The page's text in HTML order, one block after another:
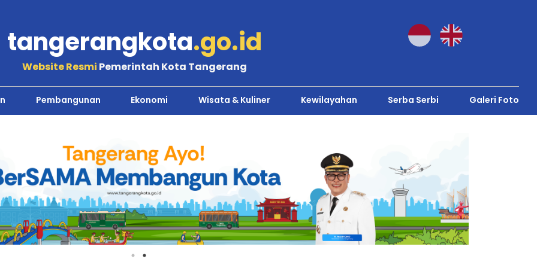
tangerangkota.go.id
Website Resmi Pemerintah Kota Tangerang
Pembangunan Ekonomi Wisata & Kuliner Kewilayahan Serba Serbi Galeri Foto